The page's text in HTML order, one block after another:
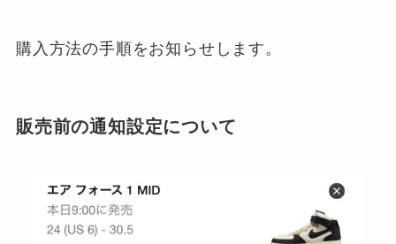
購入方法の手順をお知らせします。
販売前の通知設定について